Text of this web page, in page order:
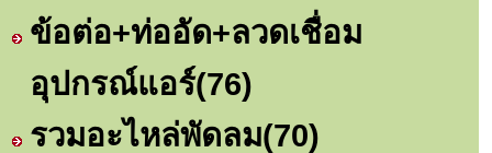
ข้อต่อ+ท่ออัด+ลวดเชื่อม
อุปกรณ์แอร์(76)
รวมอะไหล่พัดลม(70)